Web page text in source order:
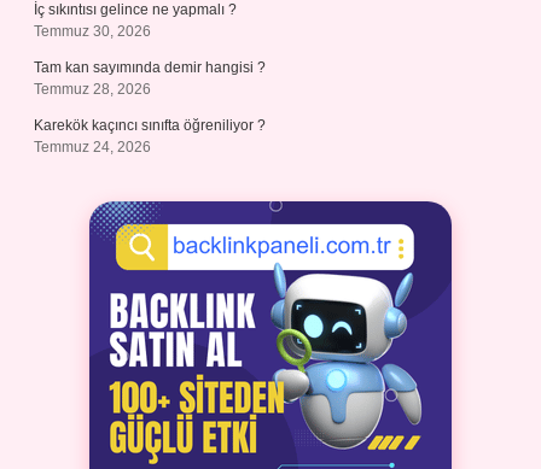
İç sıkıntısı gelince ne yapmalı ?
Temmuz 30, 2026
Tam kan sayımında demir hangisi ?
Temmuz 28, 2026
Karekök kaçıncı sınıfta öğreniliyor ?
Temmuz 24, 2026